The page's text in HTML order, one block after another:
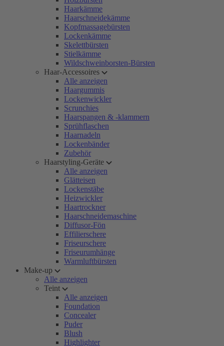
Haarkämme
Haarschneidekämme
Kopfmassagebürsten
Lockenkämme
Skelettbürsten
Stielkämme
Wildschweinborsten-Bürsten
Haar-Accessoires
Alle anzeigen
Haargummis
Lockenwickler
Scrunchies
Haarspangen & -klammern
Sprühflaschen
Haarnadeln
Lockenbänder
Zubehör
Haarstyling-Geräte
Alle anzeigen
Glätteisen
Lockenstäbe
Heizwickler
Haartrockner
Haarschneidemaschine
Diffusor-Fön
Effilierschere
Friseurschere
Friseurumhänge
Warmluftbürsten
Make-up
Alle anzeigen
Teint
Alle anzeigen
Foundation
Concealer
Puder
Blush
Highlighter